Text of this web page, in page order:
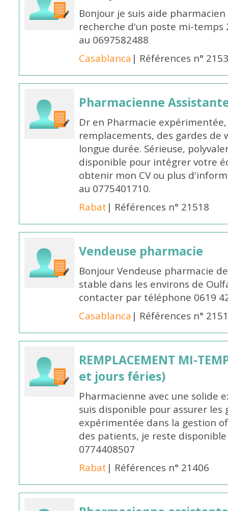
Bonjour je suis aide
recherche d'un poste mi-temps
au 0697582488
Casablanca | Références n°
Pharmacienne
Dr en Pharmacie
remplacements, des gardes de
longue durée. Sérieuse,
disponible pour intégrer votre
obtenir mon CV ou plus
au 0775401710.
Rabat | Références n° 21518
Vendeuse pharmacie
Bonjour Vendeuse pharmacie
stable dans les environs de
contacter par téléphone 0619
Casablanca | Références n°
REMPLACEMENT MI-
et jours féries)
Pharmacienne avec une solide
suis disponible pour assurer les
expérimentée dans la gestion
des patients, je reste
0774408507
Rabat | Références n° 21406